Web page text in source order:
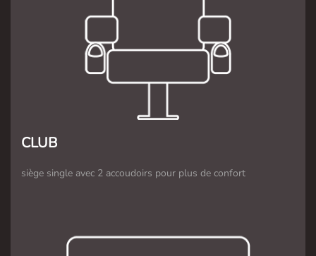
CLUB
siège single avec 2 accoudoirs pour plus de confort